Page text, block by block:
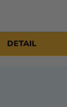
DETAIL